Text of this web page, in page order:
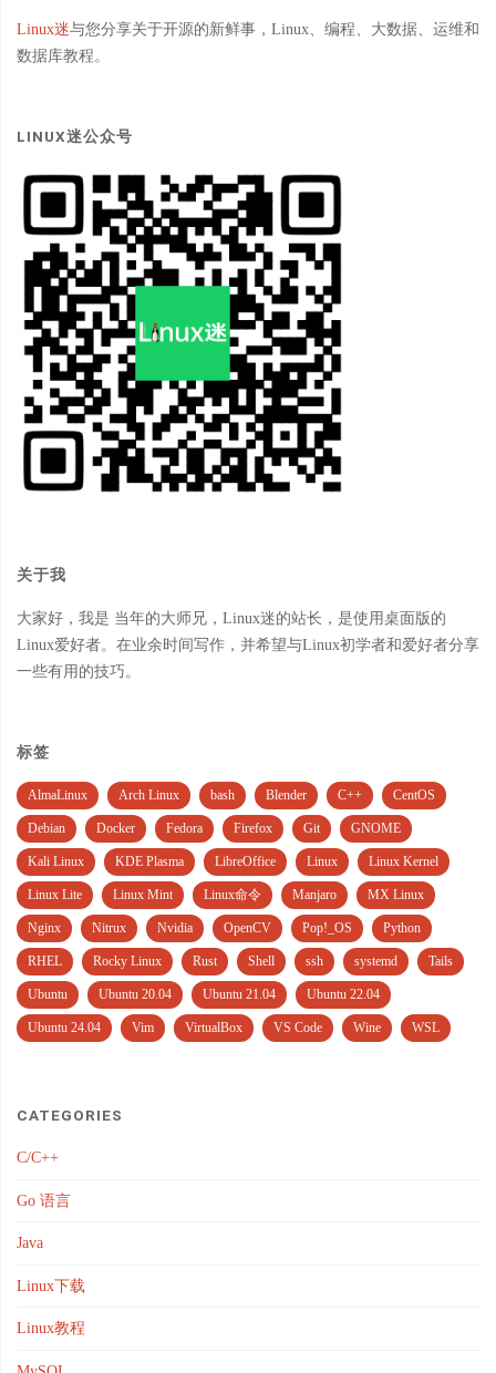
Linux迷与您分享关于开源的新鲜事，Linux、编程、大数据、运维和
数据库教程。
LINUX迷公众号
关于我
大家好，我是 当年的大师兄，Linux迷的站长，是使用桌面版的
Linux爱好者。在业余时间写作，并希望与Linux初学者和爱好者分享
一些有用的技巧。
标签
AlmaLinux Arch Linux bash Blender C++ CentOS
Debian Docker Fedora Firefox Git GNOME
Kali Linux KDE Plasma LibreOffice Linux Linux Kernel
Linux Lite Linux Mint Linux命令 Manjaro MX Linux
Nginx Nitrux Nvidia OpenCV Pop!_OS Python
RHEL Rocky Linux Rust Shell ssh systemd Tails
Ubuntu Ubuntu 20.04 Ubuntu 21.04 Ubuntu 22.04
Ubuntu 24.04 Vim VirtualBox VS Code Wine WSL
CATEGORIES
C/C++
Go 语言
Java
Linux下载
Linux教程